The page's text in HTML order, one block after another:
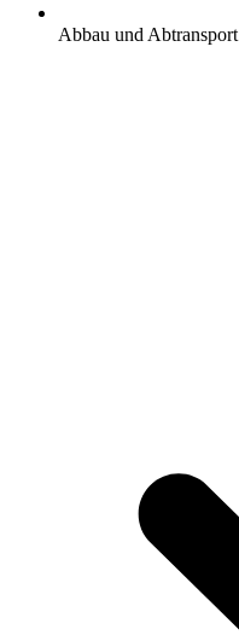
Abbau und Abtransport